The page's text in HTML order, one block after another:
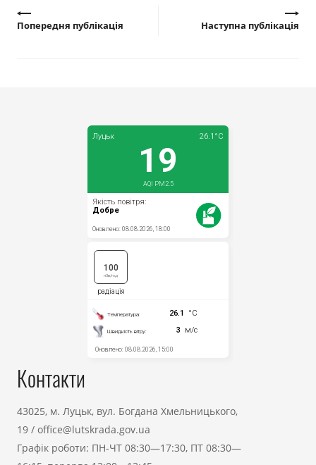
Попередня публікація Наступна публікація
Контакти
43025, м. Луцьк, вул. Богдана Хмельницького,
19 / office@lutskrada.gov.ua
Графік роботи: ПН-ЧТ 08:30—17:30, ПТ 08:30—